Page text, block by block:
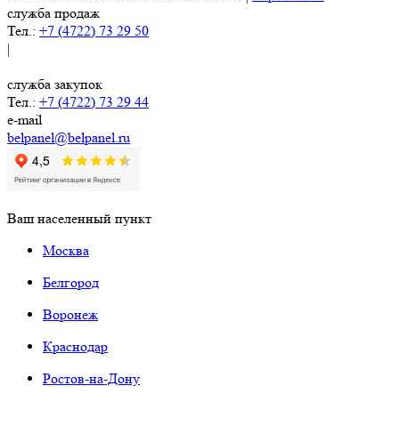
служба продаж
Тел.: +7 (4722) 73 29 50
|
служба закупок
Тел.: +7 (4722) 73 29 44
e-mail
belpanel@belpanel.ru
Ваш населенный пункт
Москва
Белгород
Воронеж
Краснодар
Ростов-на-Дону